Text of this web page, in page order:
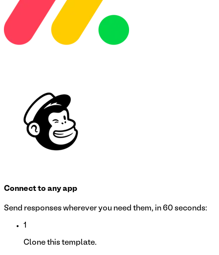
Connect to any app
Send responses wherever you need them, in 60 seconds:
1
Clone this template.